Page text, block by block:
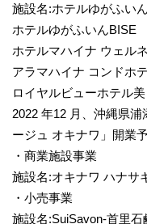
施設名:ホテルゆがふい
ホテルゆがふいんBISE
ホテルマハイナ ウェル
アラマハイナ コンドホ
ロイヤルビューホテル
2022 年12 月、沖縄県
ージュ オキナワ」開業
・商業施設事業
施設名:オキナワ ハナサ
・小売事業
施設名:SuiSavon-首里